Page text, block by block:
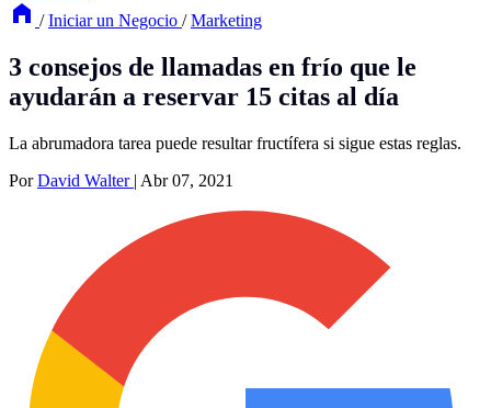
/ Iniciar un Negocio / Marketing
3 consejos de llamadas en frío que le
ayudarán a reservar 15 citas al día
La abrumadora tarea puede resultar fructífera si sigue estas reglas.
PorDavid Walter | Abr 07, 2021